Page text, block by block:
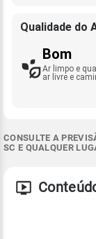
Qualidade do
Bom
Ar limpo e
ar livre e
CONSULTE A
SC E QUALQUER